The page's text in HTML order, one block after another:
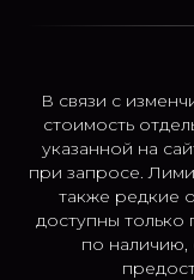
В связи с
стоимость
указанной на
при запросе.
также редкие
доступны только
по наличию,